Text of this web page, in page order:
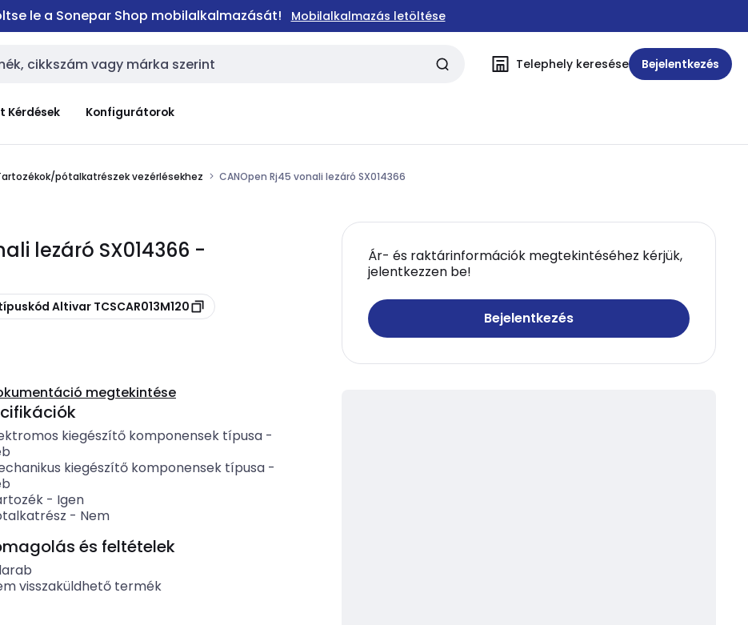
le a Sonepar Shop mobilalkalmazását! Mobilalkalmazás letöltése
Telephely keresése Bejelentkezés
Kérdések Konfigurátorok
pótalkatrészek vezérlésekhez CANOpen Rj45 vonali lezáró SX014366
lezáró SX014366 -
Altivar TCSCAR013M120
Ár- és raktárinformációk megtekintéséhez kérjük,
jelentkezzen be!
Bejelentkezés
megtekintése
kiegészítő komponensek típusa-
kiegészítő komponensek típusa-
- Igen
- Nem
és feltételek
visszaküldhető termék